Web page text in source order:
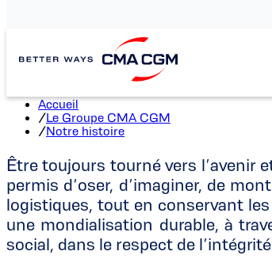
Accueil
/Le Groupe CMA CGM
/Notre histoire
Être toujours tourné vers l’avenir
permis d’oser, d’imaginer, de
logistiques, tout en conservant
une mondialisation durable, à
social, dans le respect de